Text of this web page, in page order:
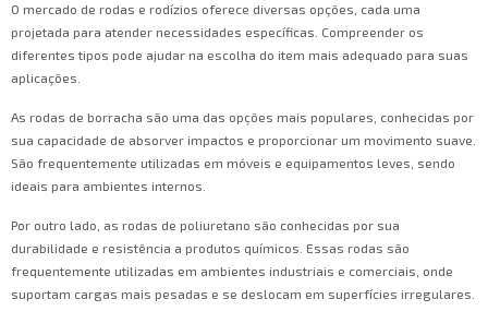
O mercado de rodas e rodízios oferece diversas opções, cada uma
projetada para atender necessidades específicas. Compreender os
diferentes tipos pode ajudar na escolha do item mais adequado para suas
aplicações.
As rodas de borracha são uma das opções mais populares, conhecidas por
sua capacidade de absorver impactos e proporcionar um movimento suave.
São frequentemente utilizadas em móveis e equipamentos leves, sendo
ideais para ambientes internos.
Por outro lado, as rodas de poliuretano são conhecidas por sua
durabilidade e resistência a produtos químicos. Essas rodas são
frequentemente utilizadas em ambientes industriais e comerciais, onde
suportam cargas mais pesadas e se deslocam em superfícies irregulares.